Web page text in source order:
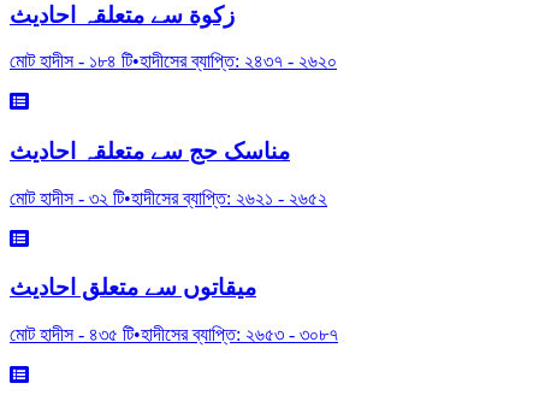
زکوة سے متعلقہ احادیث
মোট হাদীস - ১৮৪ টি•হাদীসের ব্যাপ্তি: ২৪৩৭ - ২৬২০
مناسک حج سے متعلقہ احادیث
মোট হাদীস - ৩২ টি•হাদীসের ব্যাপ্তি: ২৬২১ - ২৬৫২
میقاتوں سے متعلق احادیث
মোট হাদীস - ৪৩৫ টি•হাদীসের ব্যাপ্তি: ২৬৫৩ - ৩০৮৭